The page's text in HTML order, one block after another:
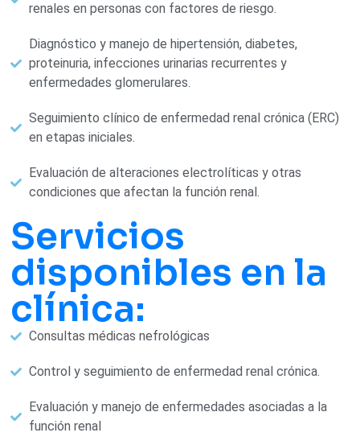
renales en personas con factores de riesgo.
Diagnóstico y manejo de hipertensión, diabetes,
proteinuria, infecciones urinarias recurrentes y
enfermedades glomerulares.
Seguimiento clínico de enfermedad renal crónica (ERC)
en etapas iniciales.
Evaluación de alteraciones electrolíticas y otras
condiciones que afectan la función renal.
Servicios
disponibles en la
clínica:
Consultas médicas nefrológicas
Control y seguimiento de enfermedad renal crónica.
Evaluación y manejo de enfermedades asociadas a la
función renal